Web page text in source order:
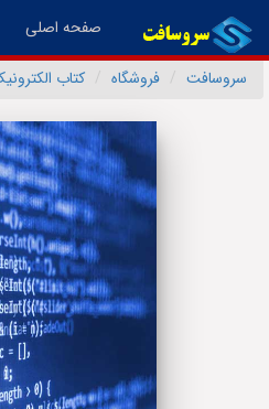
صفحه اصلی
سروسافت فروشگاه کتاب